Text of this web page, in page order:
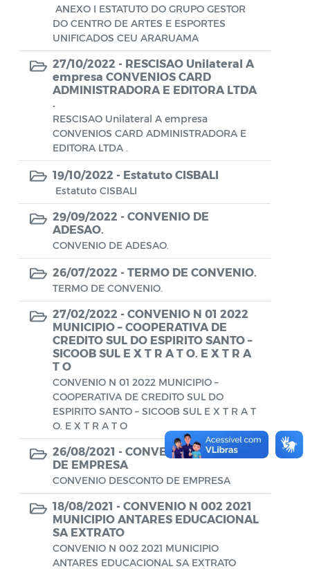
Conselho Municipal de Assistência Social
de Araruama - COMASO
Conselho Municipal de Educação
Conselho Municipal de Habitação -
Conselho Municipal de Saúde
Conselho Municipal de Turismo
Conselho Municipal do Desenvolvimento
Sustentável Rural e Pesqueiro de
Araruama – COMDESURP-AR
Conselho Municipal do Idoso (COMID)
Conselho Municipal do Meio Ambiente -
CONDEMA
Conselho Municipal dos Direitos da
Criança e do Adolescente de Araruama -
CMDCAA
Contratos
Convênio
Convocação
Diário oficial
Editais
Emendas Parlamentares
Extrato de Contratos
ANEXO I ESTATUTO DO GRUPO GESTOR
DO CENTRO DE ARTES E ESPORTES
UNIFICADOS CEU ARARUAMA
27/10/2022 - RESCISAO Unilateral A
empresa CONVENIOS CARD
ADMINISTRADORA E EDITORA LTDA
RESCISAO Unilateral A empresa
CONVENIOS CARD ADMINISTRADORA E
EDITORA LTDA .
19/10/2022 - Estatuto CISBALI
Estatuto CISBALI
29/09/2022 - CONVENIO DE
ADESAO.
CONVENIO DE ADESAO.
26/07/2022 - TERMO DE CONVENIO.
TERMO DE CONVENIO.
27/02/2022 - CONVENIO N 01 2022
MUNICIPIO – COOPERATIVA DE
CREDITO SUL DO ESPIRITO SANTO –
SICOOB SUL E X T R A T O. E X T R A
T O
CONVENIO N 01 2022 MUNICIPIO –
COOPERATIVA DE CREDITO SUL DO
ESPIRITO SANTO – SICOOB SUL E X T R A T
O. E X T R A T O
26/08/2021 - CONVENIO DESCONTO
DE EMPRESA
CONVENIO DESCONTO DE EMPRESA
18/08/2021 - CONVENIO N 002 2021
MUNICIPIO ANTARES EDUCACIONAL
SA EXTRATO
CONVENIO N 002 2021 MUNICIPIO
ANTARES EDUCACIONAL SA EXTRATO